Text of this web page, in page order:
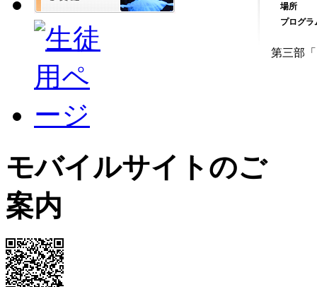
場所
プログラ
第三部
モバイルサイトのご
案内